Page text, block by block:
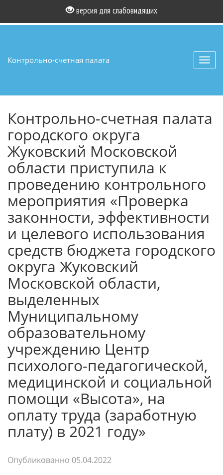
версия для слабовидящих
Контрольно-счетная палата
Контрольно-счетная палата
городского округа
Жуковский Московской
области приступила к
проведению контрольного
мероприятия «Проверка
законности, эффективности
и целевого использования
средств бюджета городского
округа Жуковский
Московской области,
выделенных
Муниципальному
образовательному
учреждению Центр
психолого-педагогической,
медицинской и социальной
помощи «Высота», на
оплату труда (заработную
плату) в 2021 году»
Опубликованно 05.04.2022